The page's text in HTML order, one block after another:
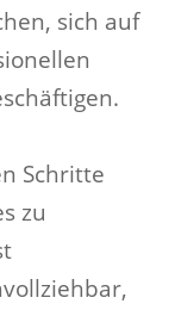
sich auf
Schritte
zu